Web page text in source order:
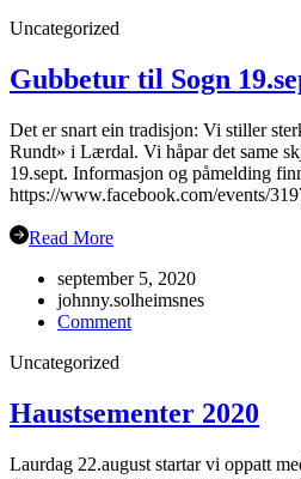
Uncategorized
Gubbetur til Sogn
Det er snart ein tradisjon: Vi stiller
Rundt» i Lærdal. Vi håpar det same
19.sept. Informasjon og påmelding
https://www.facebook.com/events/
Read More
september 5, 2020
johnny.solheimsnes
Commenton
19.sept
Uncategorized
Haustsementer 2020
Laurdag 22.august startar vi oppatt